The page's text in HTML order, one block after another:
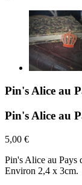
Pin's Alice au
Pin's Alice au
5,00 €
Pin's Alice au Pays
Environ 2,4 x 3cm.